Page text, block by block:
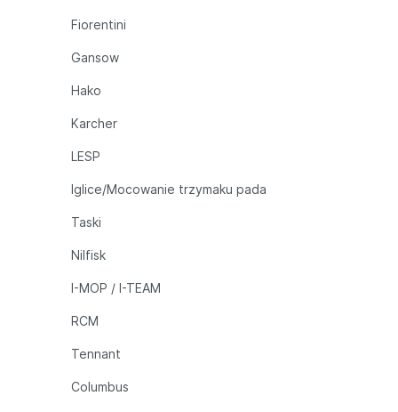
Fiorentini
Gansow
Hako
Karcher
LESP
Iglice/Mocowanie trzymaku pada
Taski
Nilfisk
I-MOP / I-TEAM
RCM
Tennant
Columbus